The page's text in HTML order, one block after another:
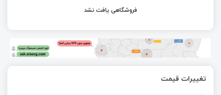
فروشگاهی یافت نشد
تغییرات قیمت